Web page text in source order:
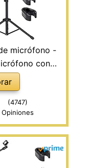
micrófono -
con
Bolsa de
(4747)
Opiniones